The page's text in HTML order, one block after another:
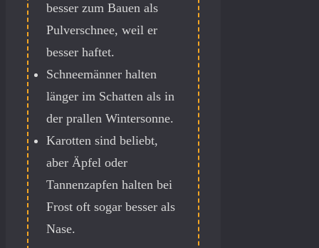
besser zum Bauen als
Pulverschnee, weil er
besser haftet.
Schneemänner halten
länger im Schatten als in
der prallen Wintersonne.
Karotten sind beliebt,
aber Äpfel oder
Tannenzapfen halten bei
Frost oft sogar besser als
Nase.